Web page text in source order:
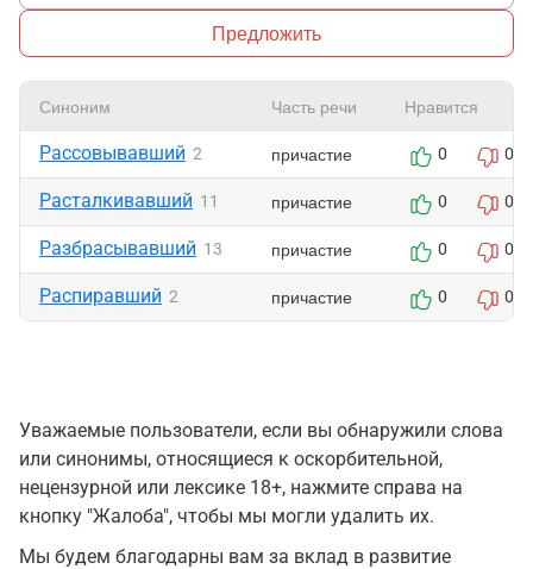
Предложить
Синоним Часть речи Нравится
Рассовывавший 2 причастие 0 0
Расталкивавший 11 причастие 0 0
Разбрасывавший 13 причастие 0 0
Распиравший 2 причастие 0 0
Уважаемые пользователи, если вы обнаружили слова
или синонимы, относящиеся к оскорбительной,
нецензурной или лексике 18+, нажмите справа на
кнопку "Жалоба", чтобы мы могли удалить их.
Мы будем благодарны вам за вклад в развитие